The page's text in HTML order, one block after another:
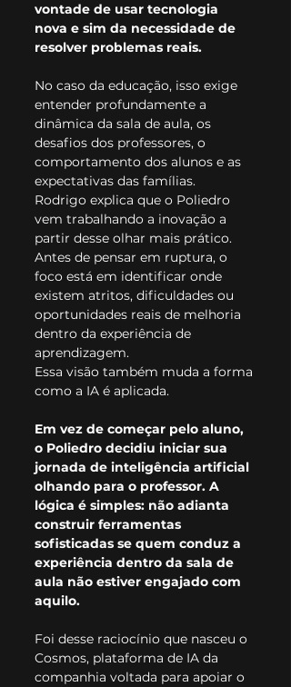
vontade de usar tecnologia
nova e sim da necessidade de
resolver problemas reais.
No caso da educação, isso exige
entender profundamente a
dinâmica da sala de aula, os
desafios dos professores, o
comportamento dos alunos e as
expectativas das famílias.
Rodrigo explica que o Poliedro
vem trabalhando a inovação a
partir desse olhar mais prático.
Antes de pensar em ruptura, o
foco está em identificar onde
existem atritos, dificuldades ou
oportunidades reais de melhoria
dentro da experiência de
aprendizagem.
Essa visão também muda a forma
como a IA é aplicada.
Em vez de começar pelo aluno,
o Poliedro decidiu iniciar sua
jornada de inteligência artificial
olhando para o professor. A
lógica é simples: não adianta
construir ferramentas
sofisticadas se quem conduz a
experiência dentro da sala de
aula não estiver engajado com
aquilo.
Foi desse raciocínio que nasceu o
Cosmos, plataforma de IA da
companhia voltada para apoiar o